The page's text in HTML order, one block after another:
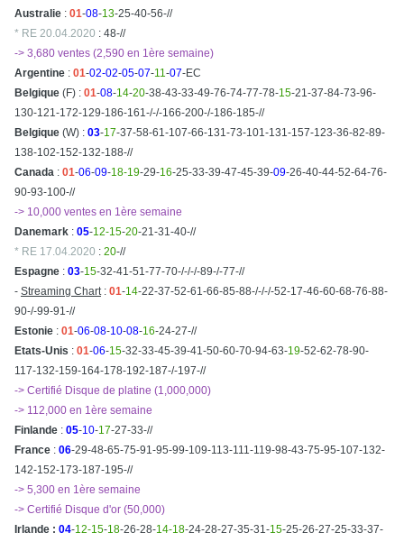
Australie : 01-08-13-25-40-56-//
* RE 20.04.2020 : 48-//
-> 3,680 ventes (2,590 en 1ère semaine)
Argentine : 01-02-02-05-07-11-07-EC
Belgique (F) : 01-08-14-20-38-43-33-49-76-74-77-78-15-21-37-84-73-96-
130-121-172-129-186-161-/-/-166-200-/-186-185-//
Belgique (W) : 03-17-37-58-61-107-66-131-73-101-131-157-123-36-82-89-
138-102-152-132-188-//
Canada : 01-06-09-18-19-29-16-25-33-39-47-45-39-09-26-40-44-52-64-76-
90-93-100-//
-> 10,000 ventes en 1ère semaine
Danemark : 05-12-15-20-21-31-40-//
* RE 17.04.2020 : 20-//
Espagne : 03-15-32-41-51-77-70-/-/-/-89-/-77-//
- Streaming Chart: 01-14-22-37-52-61-66-85-88-/-/-/-52-17-46-60-68-76-88-
90-/-99-91-//
Estonie : 01-06-08-10-08-16-24-27-//
Etats-Unis : 01-06-15-32-33-45-39-41-50-60-70-94-63-19-52-62-78-90-
117-132-159-164-178-192-187-/-197-//
-> Certifié Disque de platine (1,000,000)
-> 112,000 en 1ère semaine
Finlande : 05-10-17-27-33-//
France : 06-29-48-65-75-91-95-99-109-113-111-119-98-43-75-95-107-132-
142-152-173-187-195-//
-> 5,300 en 1ère semaine
-> Certifié Disque d'or (50,000)
Irlande : 04-12-15-18-26-28-14-18-24-28-27-35-31-15-25-26-27-25-33-37-